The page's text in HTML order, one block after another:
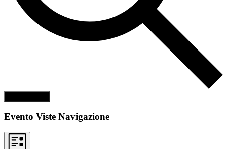
Evento Viste Navigazione